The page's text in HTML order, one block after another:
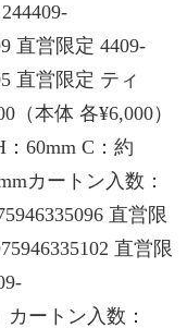
直営限定 4409-
直営限定 ティ
本体 各¥6,000）
60mm C：約
カートン入数：
直営限
直営限
カートン入数：